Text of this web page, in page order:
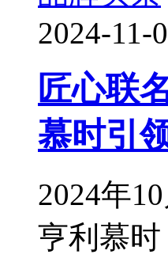
2024-11-
匠心联
慕时引
2024年
亨利慕